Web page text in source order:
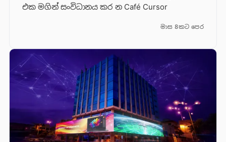
එක මගින් සංවිධානය කර න Café Cursor
මාස 8කට පෙර